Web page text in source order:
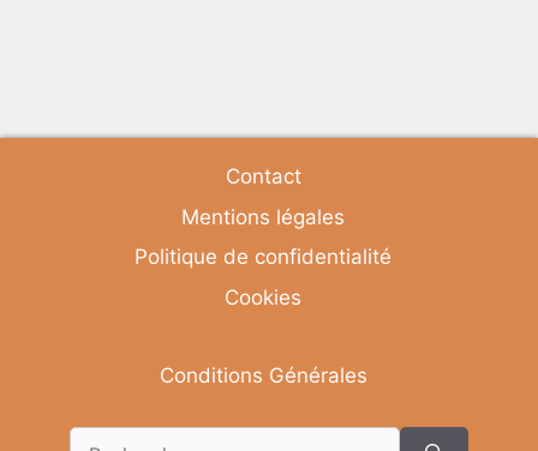
Contact
Mentions légales
Politique de confidentialité
Cookies
Conditions Générales